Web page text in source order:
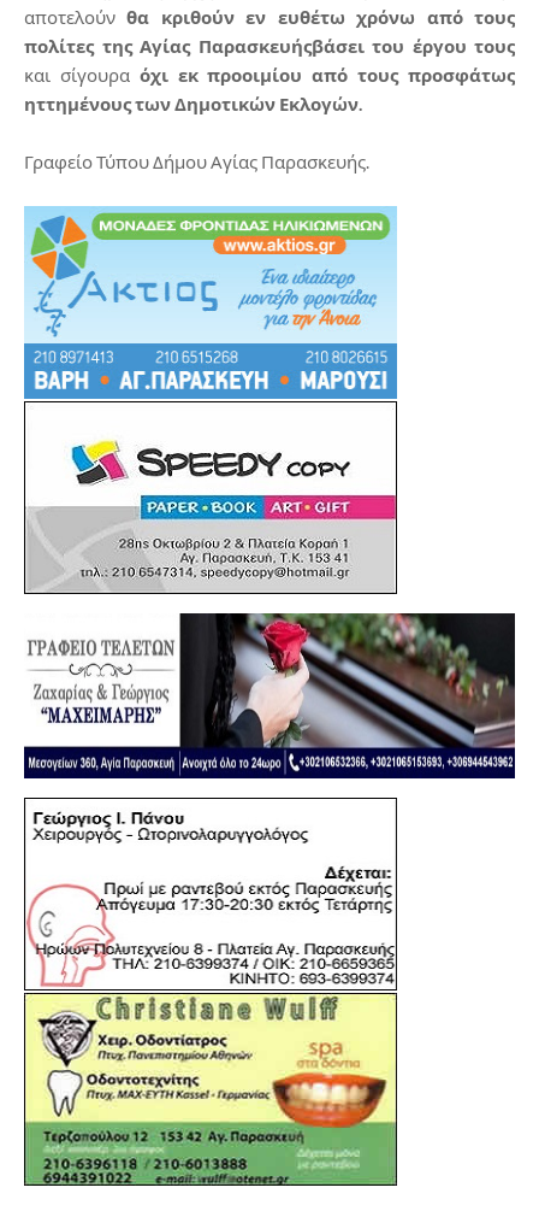
αποτελούνθα κριθούν εν ευθέτω χρόνω από τους
πολίτες της Αγίας Παρασκευήςβάσει του έργου τους
και σίγουρα όχι εκ προοιμίου από τους προσφάτως
ηττημένους των Δημοτικών Εκλογών.
Γραφείο Τύπου Δήμου Αγίας Παρασκευής.